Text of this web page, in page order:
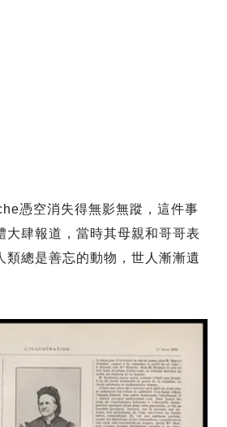
憑空消失得無影無蹤，這件事
大肆報道，當時其母親和哥哥表
類總是善忘的動物，世人漸漸遺